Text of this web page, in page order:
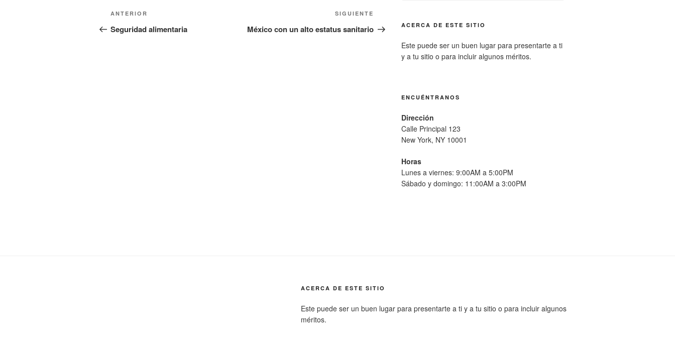
Navegación
de
Entrada
anterior:
ANTERIOR
Seguridad alimentaria
entrada
SIGUIENTE
México con un alto estatus sanitario ACERCA DE ESTE SITIO
Este puede ser un buen lugar para presentarte a ti
y a tu sitio o para incluir algunos méritos.
ENCUÉNTRANOS
Dirección
Calle Principal 123
New York, NY 10001
Horas
Lunes a viernes: 9:00AM a 5:00PM
Sábado y domingo: 11:00AM a 3:00PM
ACERCA DE ESTE SITIO
Este puede ser un buen lugar para presentarte a ti y a tu sitio o para incluir algunos
méritos.